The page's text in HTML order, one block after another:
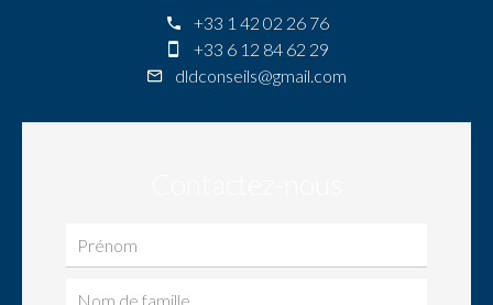
+33 1 42 02 26 76
+33 6 12 84 62 29
dldconseils@gmail.com